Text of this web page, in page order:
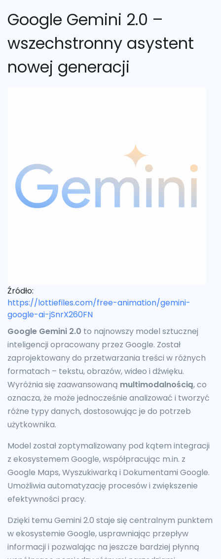
Google Gemini 2.0 –
wszechstronny asystent
nowej generacji
Źródło:
https://lottiefiles.com/free-animation/gemini-
google-ai-jSnrX260FN
Google Gemini 2.0 to najnowszy model sztucznej
inteligencji opracowany przez Google. Został
zaprojektowany do przetwarzania treści w różnych
formatach – tekstu, obrazów, wideo i dźwięku.
Wyróżnia się zaawansowaną multimodalnością, co
oznacza, że może jednocześnie analizować i tworzyć
różne typy danych, dostosowując je do potrzeb
użytkownika.
Model został zoptymalizowany pod kątem integracji
z ekosystemem Google, współpracując m.in. z
Google Maps, Wyszukiwarką i Dokumentami Google.
Umożliwia automatyzację procesów i zwiększenie
efektywności pracy.
Dzięki temu Gemini 2.0 staje się centralnym punktem
w ekosystemie Google, usprawniając przepływ
informacji i pozwalając na jeszcze bardziej płynną